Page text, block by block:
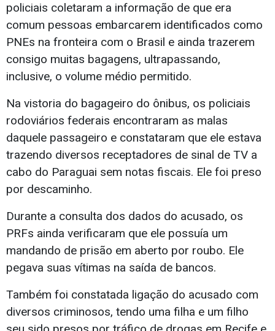
policiais coletaram a informação de que era
comum pessoas embarcarem identificados como
PNEs na fronteira com o Brasil e ainda trazerem
consigo muitas bagagens, ultrapassando,
inclusive, o volume médio permitido.
Na vistoria do bagageiro do ônibus, os policiais
rodoviários federais encontraram as malas
daquele passageiro e constataram que ele estava
trazendo diversos receptadores de sinal de TV a
cabo do Paraguai sem notas fiscais. Ele foi preso
por descaminho.
Durante a consulta dos dados do acusado, os
PRFs ainda verificaram que ele possuía um
mandando de prisão em aberto por roubo. Ele
pegava suas vítimas na saída de bancos.
Também foi constatada ligação do acusado com
diversos criminosos, tendo uma filha e um filho